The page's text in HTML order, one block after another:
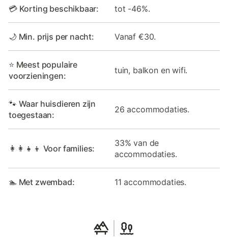
💳 Korting beschikbaar: tot -46%.
🌙 Min. prijs per nacht: Vanaf €30.
⭐ Meest populaire
voorzieningen:
tuin, balkon en wifi.
🐾 Waar huisdieren zijn
toegestaan:
26 accommodaties.
👩‍👩‍👧‍👦 Voor families:
33% van de
accommodaties.
🏊 Met zwembad: 11 accommodaties.